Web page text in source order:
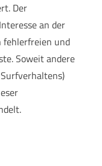
Der
an der
fehlerfreien und
Soweit andere